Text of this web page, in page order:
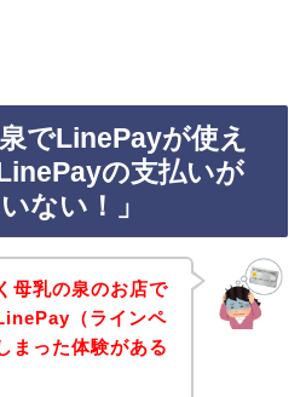
でLinePayが使え
の支払いが
ない！」
母乳の泉のお店で
（ラインペ
まった体験がある